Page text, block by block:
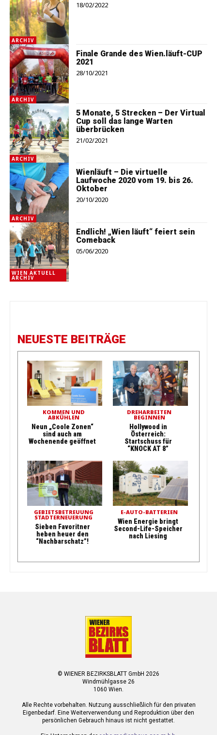
ARCHIV
18/02/2022
ARCHIV
Finale Grande des Wien.läuft-CUP
2021
28/10/2021
ARCHIV
5 Monate, 5 Strecken – Der Virtual
Cup soll das lange Warten
überbrücken
21/02/2021
ARCHIV
Wienläuft – Die virtuelle
Laufwoche 2020 vom 19. bis 26.
Oktober
20/10/2020
WIEN AKTUELL
ARCHIV
Endlich! „Wien läuft“ feiert sein
Comeback
05/06/2020
NEUESTE BEITRÄGE
KOMMEN UND
ABKÜHLEN
Neun „Coole Zonen“
sind auch am
Wochenende geöffnet
DREHARBEITEN
BEGINNEN
Hollywood in
Österreich:
Startschuss für
“KNOCK AT 8”
GEBIETSBETREUUNG
STADTERNEUERUNG
Sieben Favoritner
heben heuer den
“Nachbarschatz”!
E-AUTO-BATTERIEN
Wien Energie bringt
Second-Life-Speicher
nach Liesing
© WIENER BEZIRKSBLATT GmbH 2026
Windmühlgasse 26
1060 Wien.
Alle Rechte vorbehalten. Nutzung ausschließlich für den privaten
Eigenbedarf. Eine Weiterverwendung und Reproduktion über den
persönlichen Gebrauch hinaus ist nicht gestattet.